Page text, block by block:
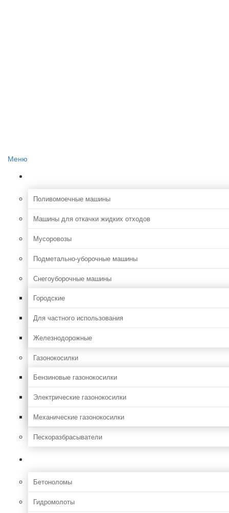
Меню
Поливомоечные машины
Машины для откачки жидких отходов
Мусоровозы
Подметально-уборочные машины
Снегоуборочные машины
Городские
Для частного использования
Железнодорожные
Газонокосилки
Бензиновые газонокосилки
Электрические газонокосилки
Механические газонокосилки
Пескоразбрасыватели
Бетоноломы
Гидромолоты